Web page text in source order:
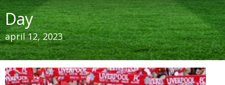
Day
april 12, 2023